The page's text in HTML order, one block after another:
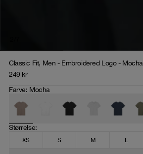
Classic Fit, Men - Embroidered Logo - Mocha
249 kr
Farve: Mocha
Størrelse:
XS S M L